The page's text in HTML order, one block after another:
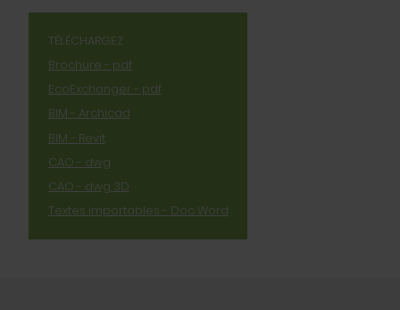
TÉLÉCHARGEZ
Brochure - pdf
EcoExchanger - pdf
BIM - Archicad
BIM - Revit
CAO - dwg
CAO - dwg 3D
Textes importables - Doc Word